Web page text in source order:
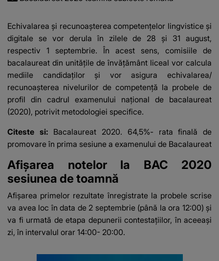
Echivalarea și recunoașterea competențelor lingvistice și
digitale se vor derula în zilele de 28 și 31 august,
respectiv 1 septembrie. În acest sens, comisiile de
bacalaureat din unitățile de învățământ liceal vor calcula
mediile candidaților și vor asigura echivalarea/
recunoașterea nivelurilor de competență la probele de
profil din cadrul examenului național de bacalaureat
(2020), potrivit metodologiei specifice.
Citeste si: Bacalaureat 2020. 64,5%- rata finală de
promovare în prima sesiune a examenului de Bacalaureat
Afişarea notelor la BAC 2020
sesiunea de toamnă
Afișarea primelor rezultate înregistrate la probele scrise
va avea loc în data de 2 septembrie (până la ora 12:00) și
va fi urmată de etapa depunerii contestațiilor, în aceeași
zi, în intervalul orar 14:00- 20:00.